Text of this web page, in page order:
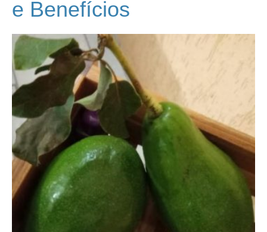
e Benefícios